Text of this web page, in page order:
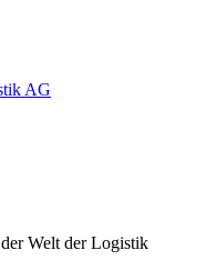
AG
Welt der Logistik